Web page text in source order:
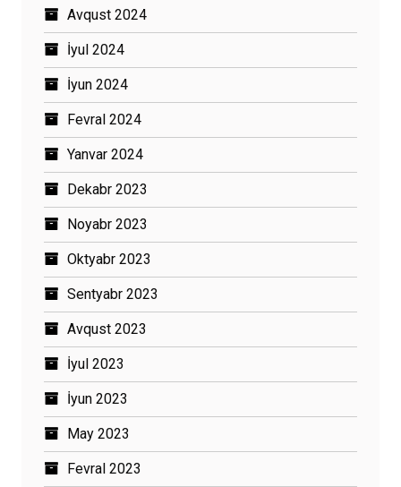
Avqust 2024
İyul 2024
İyun 2024
Fevral 2024
Yanvar 2024
Dekabr 2023
Noyabr 2023
Oktyabr 2023
Sentyabr 2023
Avqust 2023
İyul 2023
İyun 2023
May 2023
Fevral 2023